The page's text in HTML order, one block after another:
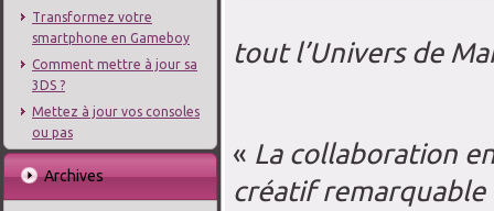
Transformez votre
smartphone en Gameboy
Comment mettre à jour sa
3DS ?
Mettez à jour vos consoles
ou pas
Archives
tout l’Univers de
« La collaboration
créatif remarquable